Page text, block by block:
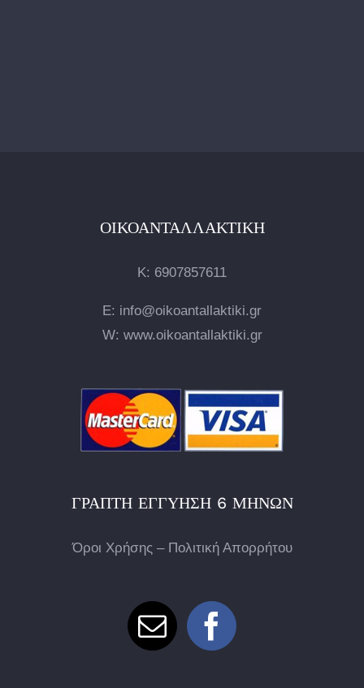
ΟΙΚΟΑΝΤΑΛΛΑΚΤΙΚΉ
Κ: 6907857611
E: info@oikoantallaktiki.gr
W: www.oikoantallaktiki.gr
ΓΡΑΠΤΉ ΕΓΓΎΗΣΗ 6 ΜΗΝΏΝ
Όροι Χρήσης – Πολιτική Απορρήτου